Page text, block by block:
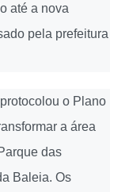
até a nova
pela prefeitura
o Plano
a área
das
Baleia. Os